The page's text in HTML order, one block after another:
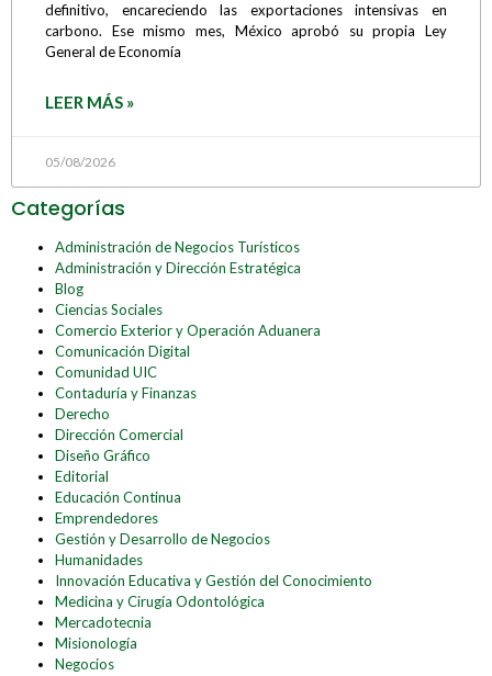
definitivo, encareciendo las exportaciones intensivas en
carbono. Ese mismo mes, México aprobó su propia Ley
General de Economía
LEER MÁS »
05/08/2026
Categorías
Administración de Negocios Turísticos
Administración y Dirección Estratégica
Blog
Ciencias Sociales
Comercio Exterior y Operación Aduanera
Comunicación Digital
Comunidad UIC
Contaduría y Finanzas
Derecho
Dirección Comercial
Diseño Gráfico
Editorial
Educación Continua
Emprendedores
Gestión y Desarrollo de Negocios
Humanidades
Innovación Educativa y Gestión del Conocimiento
Medicina y Cirugía Odontológica
Mercadotecnia
Misionología
Negocios